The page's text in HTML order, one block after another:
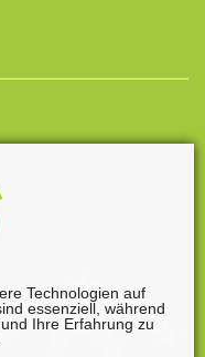
Technologien auf
essenziell, während
Ihre Erfahrung zu